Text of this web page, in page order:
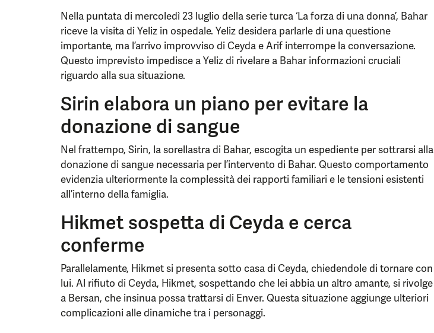
Nella puntata di mercoledì 23 luglio della serie turca ‘La forza di una donna’, Bahar
riceve la visita di Yeliz in ospedale. Yeliz desidera parlarle di una questione
importante, ma l’arrivo improvviso di Ceyda e Arif interrompe la conversazione.
Questo imprevisto impedisce a Yeliz di rivelare a Bahar informazioni cruciali
riguardo alla sua situazione.
Sirin elabora un piano per evitare la
donazione di sangue
Nel frattempo, Sirin, la sorellastra di Bahar, escogita un espediente per sottrarsi alla
donazione di sangue necessaria per l’intervento di Bahar. Questo comportamento
evidenzia ulteriormente la complessità dei rapporti familiari e le tensioni esistenti
all’interno della famiglia.
Hikmet sospetta di Ceyda e cerca
conferme
Parallelamente, Hikmet si presenta sotto casa di Ceyda, chiedendole di tornare con
lui. Al rifiuto di Ceyda, Hikmet, sospettando che lei abbia un altro amante, si rivolge
a Bersan, che insinua possa trattarsi di Enver. Questa situazione aggiunge ulteriori
complicazioni alle dinamiche tra i personaggi.